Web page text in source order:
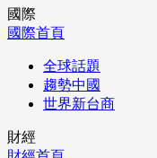
國際
國際首頁
全球話題
趨勢中國
世界新台商
財經